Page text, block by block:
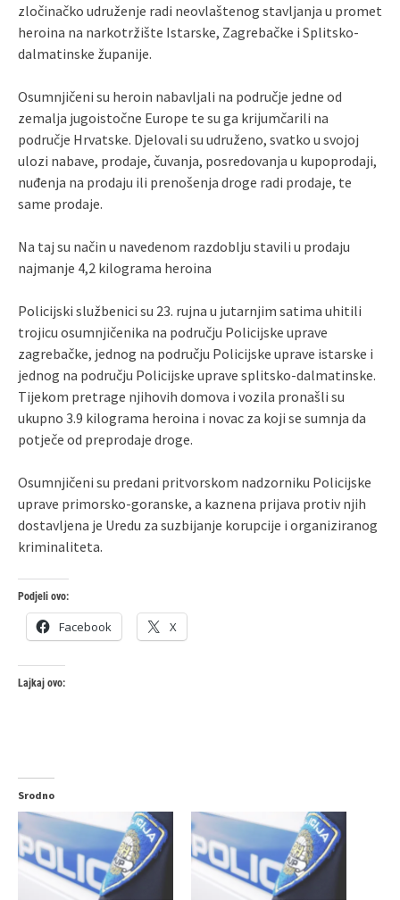
zločinačko udruženje radi neovlaštenog stavljanja u promet
heroina na narkotržište Istarske, Zagrebačke i Splitsko-
dalmatinske županije.
Osumnjičeni su heroin nabavljali na područje jedne od
zemalja jugoistočne Europe te su ga krijumčarili na
područje Hrvatske. Djelovali su udruženo, svatko u svojoj
ulozi nabave, prodaje, čuvanja, posredovanja u kupoprodaji,
nuđenja na prodaju ili prenošenja droge radi prodaje, te
same prodaje.
Na taj su način u navedenom razdoblju stavili u prodaju
najmanje 4,2 kilograma heroina
Policijski službenici su 23. rujna u jutarnjim satima uhitili
trojicu osumnjičenika na području Policijske uprave
zagrebačke, jednog na području Policijske uprave istarske i
jednog na području Policijske uprave splitsko-dalmatinske.
Tijekom pretrage njihovih domova i vozila pronašli su
ukupno 3.9 kilograma heroina i novac za koji se sumnja da
potječe od preprodaje droge.
Osumnjičeni su predani pritvorskom nadzorniku Policijske
uprave primorsko-goranske, a kaznena prijava protiv njih
dostavljena je Uredu za suzbijanje korupcije i organiziranog
kriminaliteta.
Podjeli ovo:
Facebook X
Lajkaj ovo:
Srodno